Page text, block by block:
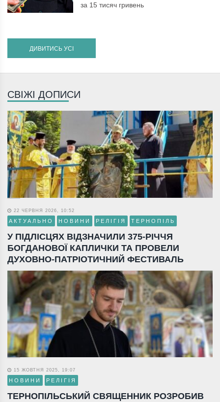
за 15 тисяч гривень
ДИВИТИСЬ УСІ
СВІЖІ ДОПИСИ
22 ЧЕРВНЯ 2026, 10:52
АКТУАЛЬНО НОВИНИ РЕЛІГІЯ ТЕРНОПІЛЬ
У ПІДЛІСЦЯХ ВІДЗНАЧИЛИ 375-РІЧЧЯ
БОГДАНОВОЇ КАПЛИЧКИ ТА ПРОВЕЛИ
ДУХОВНО-ПАТРІОТИЧНИЙ ФЕСТИВАЛЬ
15 ЖОВТНЯ 2025, 19:07
НОВИНИ РЕЛІГІЯ
ТЕРНОПІЛЬСЬКИЙ СВЯЩЕННИК РОЗРОБИВ